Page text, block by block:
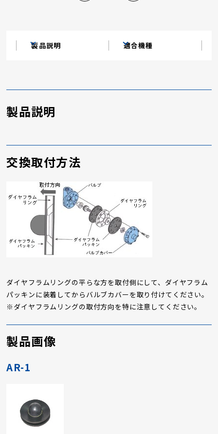
製品説明 適合機種
製品説明
交換取付方法
ダイヤフラムリングの平らな方を取付側にして、ダイヤフラム
パッキンに装着してからバルブカバーを取り付けてください。
※ダイヤフラムリングの取付方向を特に注意してください。
製品画像
AR-1